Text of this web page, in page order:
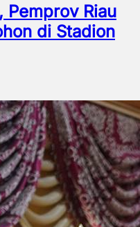
Pemprov Riau
di Stadion